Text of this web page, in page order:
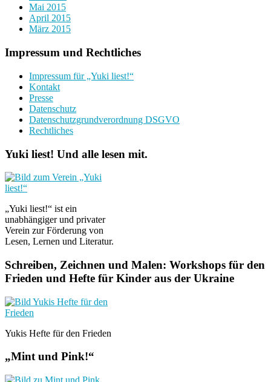
Mai 2015
April 2015
März 2015
Impressum und Rechtliches
Impressum für „Yuki liest!“
Kontakt
Presse
Datenschutz
Datenschutzgrundverordnung DSGVO
Rechtliches
Yuki liest! Und alle lesen mit.
„Yuki liest!“ ist ein
unabhängiger und privater
Verein zur Förderung von
Lesen, Lernen und Literatur.
Schreiben, Zeichnen und Malen: Workshops für den
Frieden und Hefte für Kinder aus der Ukraine
Yukis Hefte für den Frieden
„Mint und Pink!“